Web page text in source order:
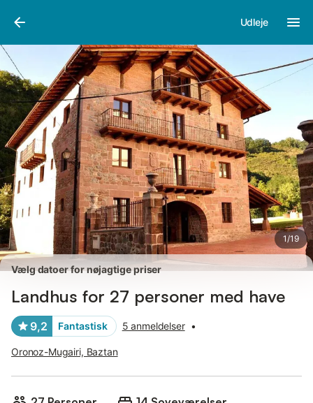
Udleje
1/19
Billeder
Vælg datoer for nøjagtige priser
Landhus for 27 personer med have
9,2 Fantastisk 5 anmeldelser •
Oronoz-Mugairi, Baztan